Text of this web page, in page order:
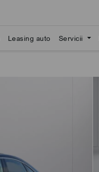
Leasing auto Servicii